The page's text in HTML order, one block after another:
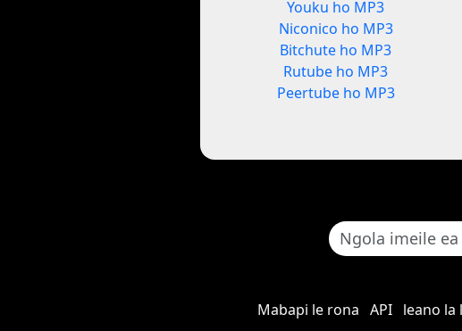
Youku ho MP3
Niconico ho MP3
Bitchute ho MP3
Rutube ho MP3
Peertube ho MP3
Mabapi le rona API leano la